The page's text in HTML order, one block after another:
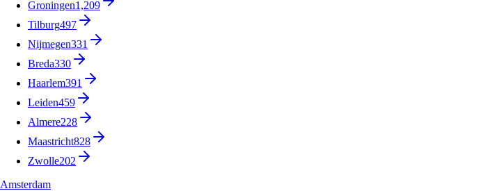
Groningen1,209
Tilburg497
Nijmegen331
Breda330
Haarlem391
Leiden459
Almere228
Maastricht828
Zwolle202
Amsterdam